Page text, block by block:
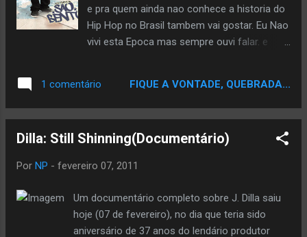
e pra quem ainda nao conhece a historia do
Hip Hop no Brasil tambem vai gostar. Eu Nao
vivi esta Epoca mas sempre ouvi falar. e
Emocionar; NOS TEMPOS DA SÃO BENTO -
1 NOS TEMPOS DA SÃO BENTO - 2 NOS
DA SÃO BENTO - 4 NOS TEMPOS DA SÃO
6 NOS TEMPOS DA SÃO BENTO - 7 NOS
1 comentário FIQUE A VONTADE, QUEBRADA...
Dilla: Still Shinning(Documentário)
Por NP - fevereiro 07, 2011
Um documentário completo sobre J. Dilla saiu
hoje (07 de fevereiro), no dia que teria sido
aniversário de 37 anos do lendário produtor